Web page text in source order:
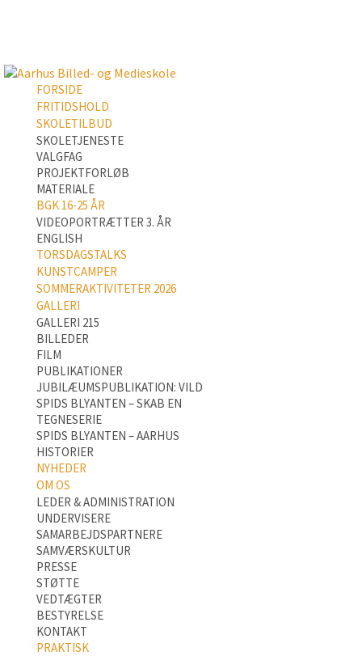
FORSIDE
FRITIDSHOLD
SKOLETILBUD
SKOLETJENESTE
VALGFAG
PROJEKTFORLØB
MATERIALE
BGK 16-25 ÅR
VIDEOPORTRÆTTER 3. ÅR
ENGLISH
TORSDAGSTALKS
KUNSTCAMPER
SOMMERAKTIVITETER 2026
GALLERI
GALLERI 215
BILLEDER
FILM
PUBLIKATIONER
JUBILÆUMSPUBLIKATION: VILD
SPIDS BLYANTEN – SKAB EN
TEGNESERIE
SPIDS BLYANTEN – AARHUS
HISTORIER
NYHEDER
OM OS
LEDER & ADMINISTRATION
UNDERVISERE
SAMARBEJDSPARTNERE
SAMVÆRSKULTUR
PRESSE
STØTTE
VEDTÆGTER
BESTYRELSE
KONTAKT
PRAKTISK